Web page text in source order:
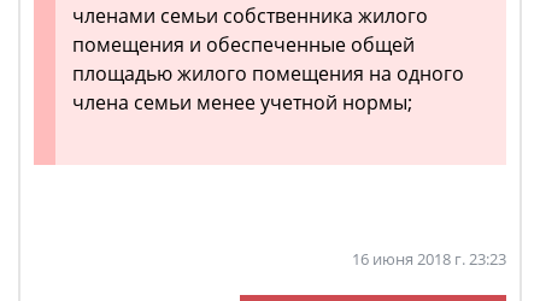
членами семьи собственника жилого
помещения и обеспеченные общей
площадью жилого помещения на одного
члена семьи менее учетной нормы;
16 июня 2018 г. 23:23